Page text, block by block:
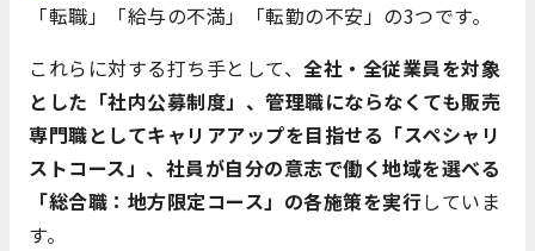
「転職」「給与の不満」「転勤の不安」の3つです。
これらに対する打ち手として、 全社・全従業員を対象
とした「社内公募制度」、管理職にならなくても販売
専門職としてキャリアアップを目指せる「スペシャリ
ストコース」、社員が自分の意志で働く地域を選べる
「総合職：地方限定コース」の各施策を実行していま
す。